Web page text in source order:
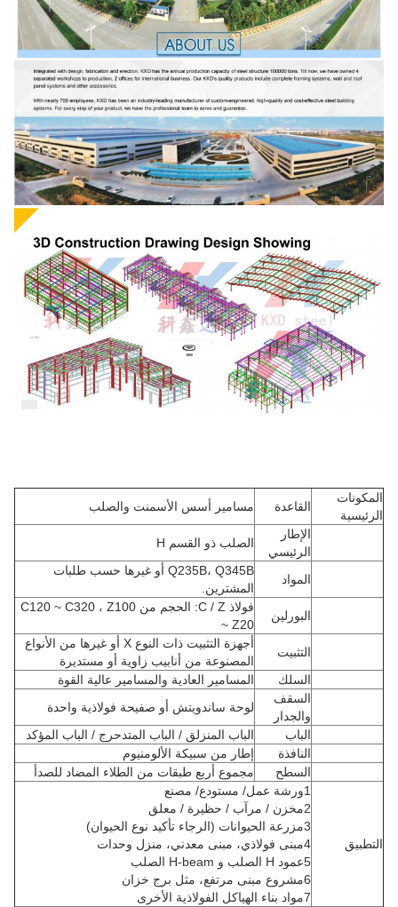
المكونات
الرئيسية
القاعدة
مسامير أسس الأسمنت والصلب
الإطار
الرئيسي
الصلب ذو القسم H
المواد
Q235B، Q345B أو غيرها حسب طلبات
المشترين.
البورلين
فولاذ C / Z: الحجم من C120 ~ C320 ، Z100
~ Z20
التثبيت
أجهزة التثبيت ذات النوع X أو غيرها من الأنواع
المصنوعة من أنابيب زاوية أو مستديرة
السلك
المسامير العادية والمسامير عالية القوة
السقف
والجدار
لوحة ساندويتش أو صفيحة فولاذية واحدة
الباب
الباب المنزلق / الباب المتدحرج / الباب المؤكد
النافذة
إطار من سبيكة الألومنيوم
السطح
مجموع أربع طبقات من الطلاء المضاد للصدأ
التطبيق
1ورشة عمل/ مستودع/ مصنع
2مخزن / مرآب / حظيرة / معلق
3مزرعة الحيوانات (الرجاء تأكيد نوع الحيوان)
4مبنى فولاذي، مبنى معدني، منزل وحدات
5عمود H الصلب و H-beam الصلب
6مشروع مبنى مرتفع، مثل برج خزان
7مواد بناء الهياكل الفولاذية الأخرى